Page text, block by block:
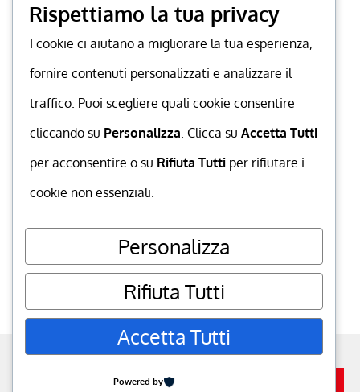
powered byMuccaGialla.com. P.IVA
06350120652
Rispettiamo la tua privacy
I cookie ci aiutano a migliorare la tua esperienza,
fornire contenuti personalizzati e analizzare il
traffico. Puoi scegliere quali cookie consentire
cliccando su Personalizza. Clicca su Accetta Tutti
per acconsentire o su Rifiuta Tutti per rifiutare i
cookie non essenziali.
Personalizza
Rifiuta Tutti
Accetta Tutti
Powered by